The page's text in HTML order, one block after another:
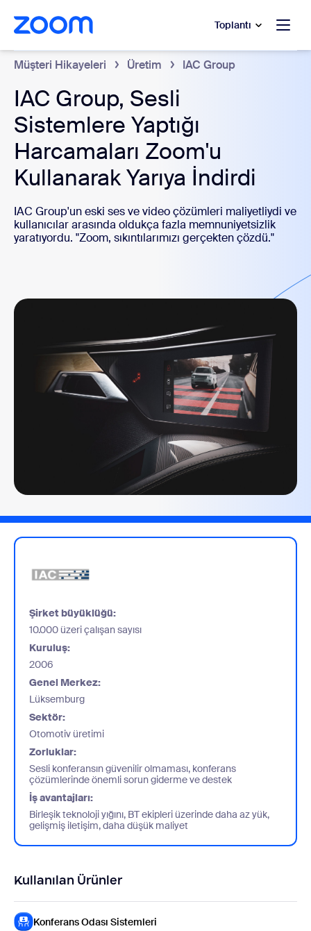
içeriğe atla
yardımına atla Toplantı
Müşteri Hikayeleri Üretim IAC Group
IAC Group, Sesli
Sistemlere Yaptığı
Harcamaları Zoom'u
Kullanarak Yarıya İndirdi
IAC Group'un eski ses ve video çözümleri maliyetliydi ve
kullanıcılar arasında oldukça fazla memnuniyetsizlik
yaratıyordu. "Zoom, sıkıntılarımızı gerçekten çözdü."
Şirket büyüklüğü:
10.000 üzeri çalışan sayısı
Kuruluş:
2006
Genel Merkez:
Lüksemburg
Sektör:
Otomotiv üretimi
Zorluklar:
Sesli konferansın güvenilir olmaması, konferans
çözümlerinde önemli sorun giderme ve destek
İş avantajları:
Birleşik teknoloji yığını, BT ekipleri üzerinde daha az yük,
gelişmiş iletişim, daha düşük maliyet
Kullanılan Ürünler
Konferans Odası Sistemleri